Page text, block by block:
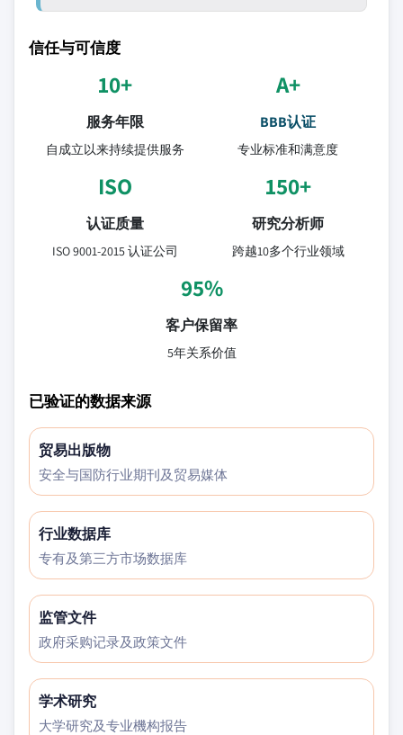
信任与可信度
10+
服务年限
自成立以来持续提供服务
A+
BBB认证
专业标准和满意度
ISO
认证质量
ISO 9001-2015 认证公司
150+
研究分析师
跨越10多个行业领域
95%
客户保留率
5年关系价值
已验证的数据来源
贸易出版物
安全与国防行业期刊及贸易媒体
行业数据库
专有及第三方市场数据库
监管文件
政府采购记录及政策文件
学术研究
大学研究及专业機构报告